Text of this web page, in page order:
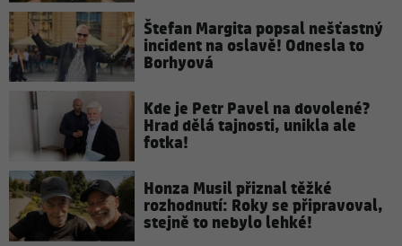
Štefan Margita popsal nešťastný
incident na oslavě! Odnesla to
Borhyová
Kde je Petr Pavel na dovolené?
Hrad dělá tajnosti, unikla ale
fotka!
Honza Musil přiznal těžké
rozhodnutí: Roky se připravoval,
stejně to nebylo lehké!